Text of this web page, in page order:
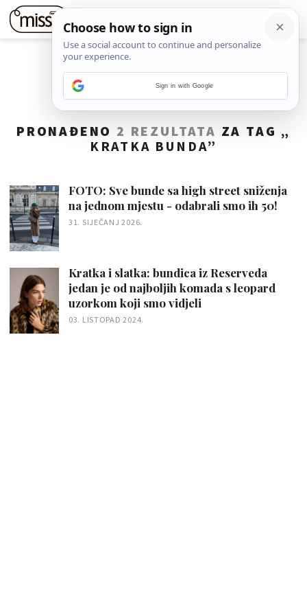
PRONAĐENO 2 REZULTATA ZA TAG „
KRATKA BUNDA”
FOTO: Sve bunde sa high street sniženja
na jednom mjestu - odabrali smo ih 50!
31. SIJEČANJ 2026.
Kratka i slatka: bundica iz Reserveda
jedan je od najboljih komada s leopard
uzorkom koji smo vidjeli
03. LISTOPAD 2024.
Sign in with Google